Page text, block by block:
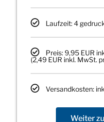
Laufzeit: 4
Preis: 9,95 EUR
(2,49 EUR inkl. MwSt.
Versandkosten:
Weiter